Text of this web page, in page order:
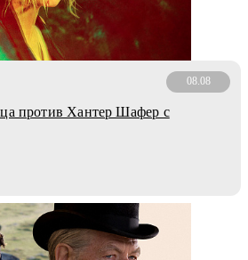
08.08
против Хантер Шафер с